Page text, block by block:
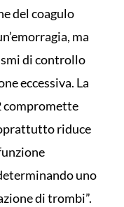
del coagulo
ma
di controllo
eccessiva. La
compromette
riduce
uno
di trombi”.